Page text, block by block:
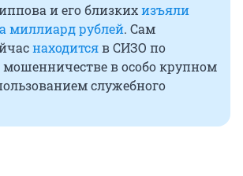
и его близкихизъяли
миллиард рублей. Сам
находитсяв СИЗО по
в особо крупном
служебного